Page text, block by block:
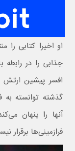
او اخیرا کتابی
جذابی را در
افسر پیشین ارتش
گذشته توانسته
آنها را پنهان
فرازمینی‌ها برقرار